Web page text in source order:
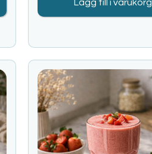
Lägg till i varukorg